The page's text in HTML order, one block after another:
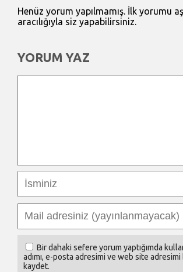
Henüz yorum yapılmamış. İlk yorumu
aracılığıyla siz yapabilirsiniz.
YORUM YAZ
Bir dahaki sefere yorum yaptığımda
adımı, e-posta adresimi ve web site adresimi
kaydet.